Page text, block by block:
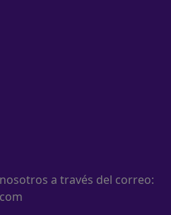
a través del correo: